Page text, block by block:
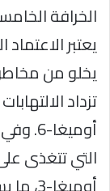
الخرافة
يعتبر
التي تتغذى